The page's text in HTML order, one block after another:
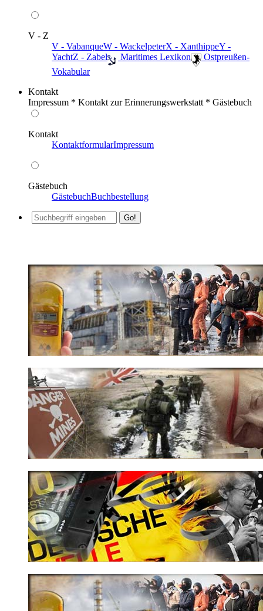
V - Z
V - VabanqueW - WackelpeterX - XanthippeY -
YachtZ - Zabel ️ Maritimes Lexikon
️ Ostpreußen-
Vokabular
Kontakt
Impressum * Kontakt zur Erinnerungswerkstatt * Gästebuch
Kontakt
KontaktformularImpressum
Gästebuch
GästebuchBuchbestellung